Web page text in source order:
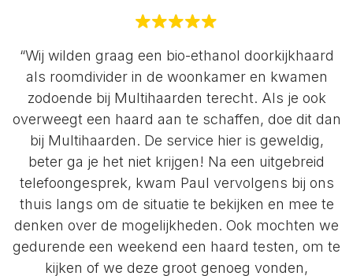
“Wij wilden graag een bio-ethanol doorkijkhaard
als roomdivider in de woonkamer en kwamen
zodoende bij Multihaarden terecht. Als je ook
overweegt een haard aan te schaffen, doe dit dan
bij Multihaarden. De service hier is geweldig,
beter ga je het niet krijgen! Na een uitgebreid
telefoongesprek, kwam Paul vervolgens bij ons
thuis langs om de situatie te bekijken en mee te
denken over de mogelijkheden. Ook mochten we
gedurende een weekend een haard testen, om te
kijken of we deze groot genoeg vonden,